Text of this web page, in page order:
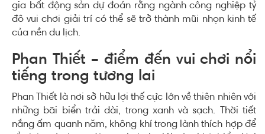
gia bất động sản dự đoán rằng ngành công nghiệp tỷ
đô vui chơi giải trí có thể sẽ trở thành mũi nhọn kinh tế
của nền du lịch.
Phan Thiết – điểm đến vui chơi nổi
tiếng trong tương lai
Phan Thiết là nơi sở hữu lợi thế cực lớn về thiên nhiên với
những bãi biển trải dài, trong xanh và sạch. Thời tiết
nắng ấm quanh năm, không khí trong lành thích hợp để